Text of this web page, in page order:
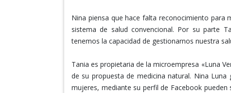
Nina piensa que hace falta reconocimiento para
sistema de salud convencional. Por su parte
tenemos la capacidad de gestionarnos nuestra
Tania es propietaria de la microempresa «Luna
de su propuesta de medicina natural. Nina
mujeres, mediante su perfil de Facebook